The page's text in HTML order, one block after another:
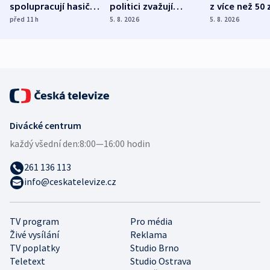
spolupracují hasiči z
různých zemí
před 11h
politici zvažují
dohodu o
5. 8. 2026
z více než 50
Bojovali na
5. 8. 2026
TV program
Pro média
Živé vysílání
Reklama
TV poplatky
Studio Brno
Teletext
Studio Ostrava
Divácké centrum
každý všední den:8:00—16:00 hodin
261 136 113
info@ceskatelevize.cz